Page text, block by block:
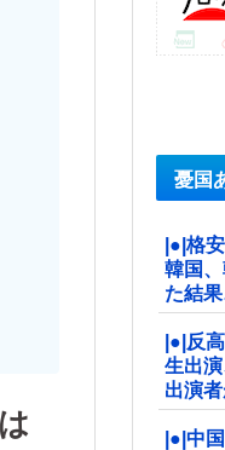
憂国
|●|格
韓国
た結
|●|反
生出
出演
|●|中